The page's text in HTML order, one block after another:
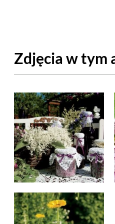
Zdjęcia w tym
APTECZKA
DOMOWE
RZEMIOSŁO
ZUPY
INNE